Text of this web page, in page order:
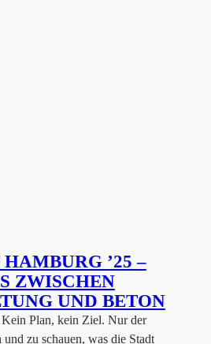
’25 –
ZWISCHEN
UND BETON
Plan, kein Ziel. Nur der
und zu schauen, was die Stadt